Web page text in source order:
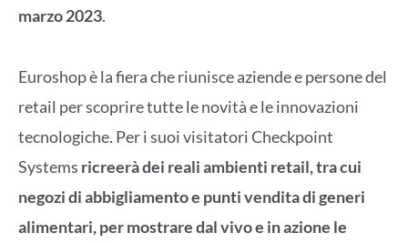
marzo 2023.
Euroshop è la fiera che riunisce aziende e persone del
retail per scoprire tutte le novità e le innovazioni
tecnologiche. Per i suoi visitatori Checkpoint
Systems ricreerà dei reali ambienti retail, tra cui
negozi di abbigliamento e punti vendita di generi
alimentari, per mostrare dal vivo e in azione le